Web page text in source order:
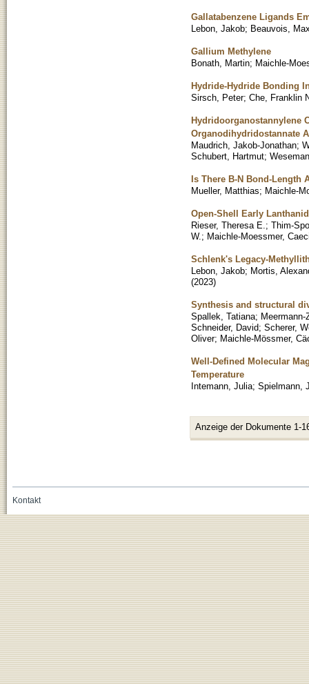
Gallatabenzene Ligands
Lebon, Jakob; Beauvois,
Gallium Methylene
Bonath, Martin; Maichle-
Hydride-Hydride Bonding
Sirsch, Peter; Che, Franklin
Hydridoorganostannylene
Organodihydridostannate
Maudrich, Jakob-Jonathan;
Schubert, Hartmut;
Is There B-N Bond-Length
Mueller, Matthias; Maichle-
Open-Shell Early
Rieser, Theresa E. ; Thim-
W. ; Maichle-Moessmer,
Schlenk's Legacy-
Lebon, Jakob; Mortis,
(2023)
Synthesis and structural
Spallek, Tatiana;
Schneider, David; Scherer,
Oliver; Maichle-Mössmer,
Well-Defined Molecular
Temperature
Intemann, Julia; Spielmann,
Anzeige der Dokumente 1-
Kontakt